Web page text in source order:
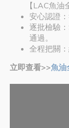
【LAC魚油全
安心認證
逐批檢驗
通過。
全程把關
立即查看>>魚油